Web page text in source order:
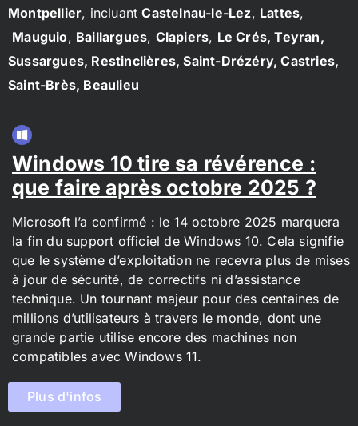
Montpellier, incluantCastelnau-le-Lez, Lattes,
Mauguio, Baillargues, Clapiers, Le Crés, Teyran,
Sussargues, Restinclières, Saint-Drézéry, Castries,
Saint-Brès, Beaulieu
Windows 10 tire sa révérence :
que faire après octobre 2025 ?
Microsoft l’a confirmé : le 14 octobre 2025 marquera
la fin du support officiel de Windows 10. Cela signifie
que le système d’exploitation ne recevra plus de mises
à jour de sécurité, de correctifs ni d’assistance
technique. Un tournant majeur pour des centaines de
millions d’utilisateurs à travers le monde, dont une
grande partie utilise encore des machines non
compatibles avec Windows 11.
Plus d'infos